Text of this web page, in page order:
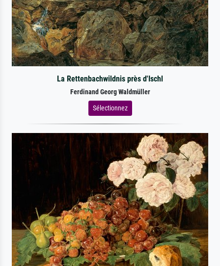
La Rettenbachwildnis près d'Ischl
Ferdinand Georg Waldmüller
Sélectionnez